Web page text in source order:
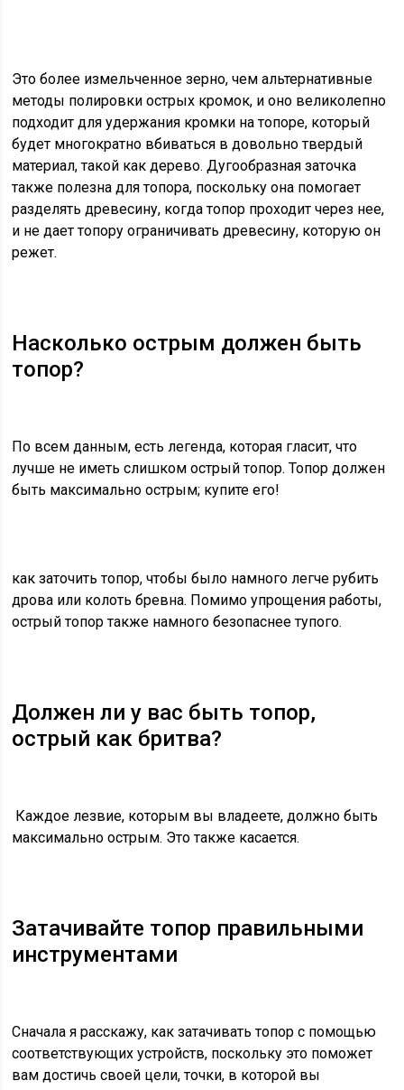
Это более измельченное зерно, чем альтернативные
методы полировки острых кромок, и оно великолепно
подходит для удержания кромки на топоре, который
будет многократно вбиваться в довольно твердый
материал, такой как дерево. Дугообразная заточка
также полезна для топора, поскольку она помогает
разделять древесину, когда топор проходит через нее,
и не дает топору ограничивать древесину, которую он
режет.
Насколько острым должен быть
топор?
По всем данным, есть легенда, которая гласит, что
лучше не иметь слишком острый топор. Топор должен
быть максимально острым; купите его!
как заточить топор, чтобы было намного легче рубить
дрова или колоть бревна. Помимо упрощения работы,
острый топор также намного безопаснее тупого.
Должен ли у вас быть топор,
острый как бритва?
Каждое лезвие, которым вы владеете, должно быть
максимально острым. Это также касается.
Затачивайте топор правильными
инструментами
Сначала я расскажу, какзатачивать топор с помощью
соответствующих устройств, поскольку это поможет
вам достичь своей цели, точки, в которой вы